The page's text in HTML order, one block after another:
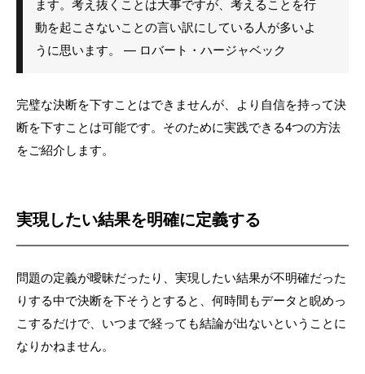
ます。考え抜くことは大事ですが、考えることを行
動を起こさないことの言い訳にしている人が多いよ
うに思います。 — ロバート・ハージャベック
完璧な決断を下すことはできませんが、より自信を持って決
断を下すことは可能です。そのために実践できる4つの方法
をご紹介します。
実現したい結果を明確に定義する
問題の定義が曖昧だったり、実現したい結果が不明確だった
りする中で決断を下そうとすると、何時間もデータと睨めっ
こするだけで、いつまで経っても結論が出ないということに
なりかねません。